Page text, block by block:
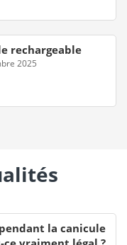
rechargeable
2025
la canicule